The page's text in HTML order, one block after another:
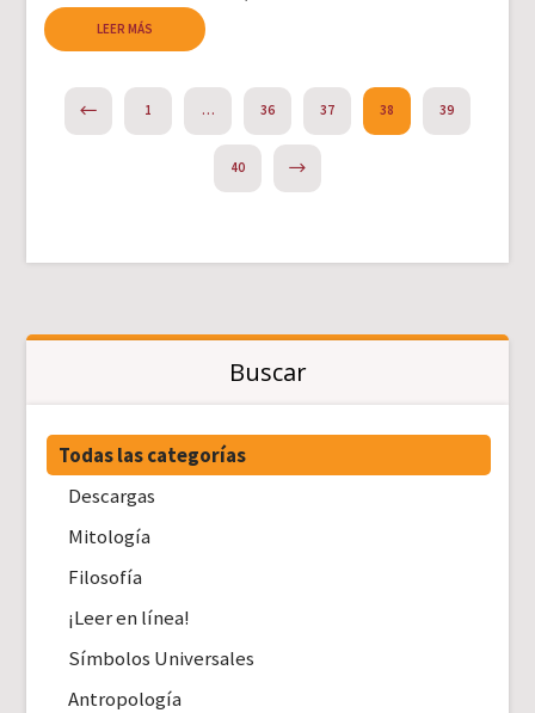
LEER MÁS
PREVIOUS1 … 36 37 38 39
40
Buscar
Todas las categorías
Descargas
Mitología
Filosofía
¡Leer en línea!
Símbolos Universales
Antropología